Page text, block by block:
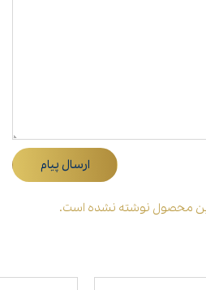
ارسال پیام
محصول نوشته نشده است.